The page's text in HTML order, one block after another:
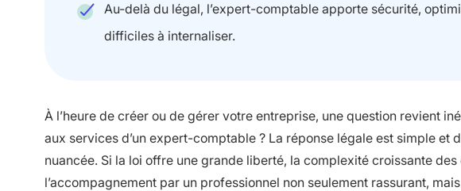
Au-delà du légal, l’expert-comptable apporte sécurité,
difficiles à internaliser.
À l’heure de créer ou de gérer votre entreprise, une question revient
aux services d’un expert-comptable ? La réponse légale est simple et
nuancée. Si la loi offre une grande liberté, la complexité croissante
l’accompagnement par un professionnel non seulement rassurant,